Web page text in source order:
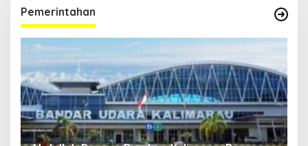
Pemerintahan